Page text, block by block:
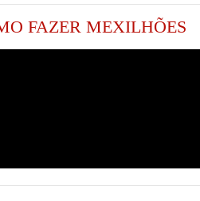
FAZER MEXILHÕES